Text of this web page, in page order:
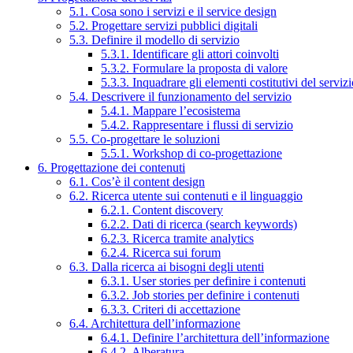
5.1. Cosa sono i servizi e il service design
5.2. Progettare servizi pubblici digitali
5.3. Definire il modello di servizio
5.3.1. Identificare gli attori coinvolti
5.3.2. Formulare la proposta di valore
5.3.3. Inquadrare gli elementi costitutivi del
5.4. Descrivere il funzionamento del servizio
5.4.1. Mappare l’ecosistema
5.4.2. Rappresentare i flussi di servizio
5.5. Co-progettare le soluzioni
5.5.1. Workshop di co-progettazione
6. Progettazione dei contenuti
6.1. Cos’è il content design
6.2. Ricerca utente sui contenuti e il linguaggio
6.2.1. Content discovery
6.2.2. Dati di ricerca (search keywords)
6.2.3. Ricerca tramite analytics
6.2.4. Ricerca sui forum
6.3. Dalla ricerca ai bisogni degli utenti
6.3.1. User stories per definire i contenuti
6.3.2. Job stories per definire i contenuti
6.3.3. Criteri di accettazione
6.4. Architettura dell’informazione
6.4.1. Definire l’architettura dell’informazione